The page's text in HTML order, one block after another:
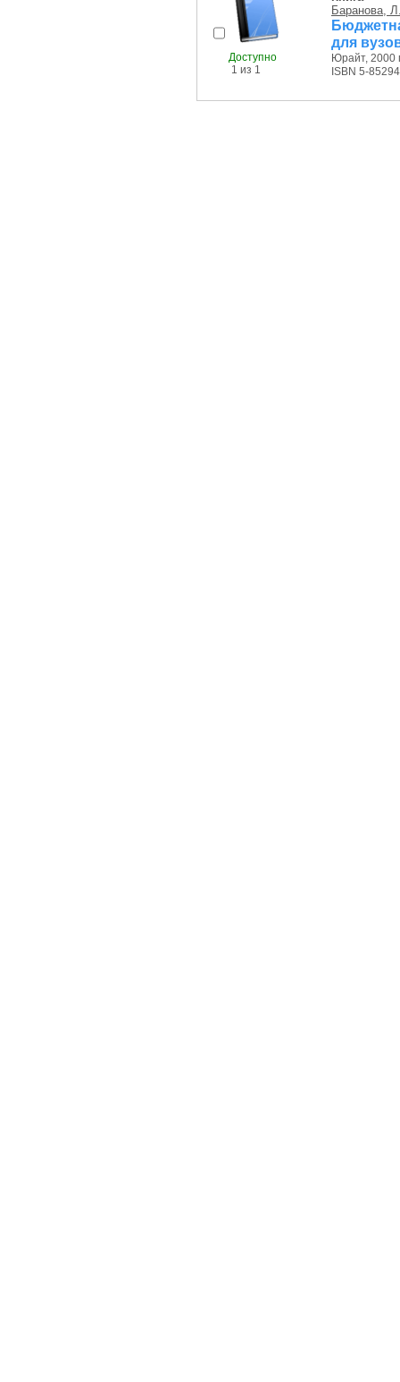
Доступно
1 из 1
Баранова,
для
Юрайт, 2000
ISBN 5-